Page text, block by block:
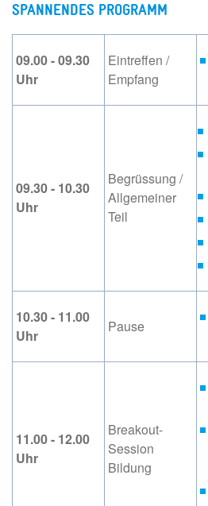
SPANNENDES PROGRAMM
09.00 - 09.30
Uhr
Eintreffen /
Empfang
09.30 - 10.30
Uhr
Begrüssung /
Allgemeiner
Teil
10.30 - 11.00
Uhr
Pause
11.00 - 12.00
Uhr
Breakout-
Session
Bildung